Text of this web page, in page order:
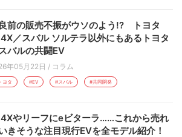
前の販売不振がウソのよう!? トヨタ
／スバル ソルテラ以外にもあるトヨタ
バルの共闘EV
年05月22日 / コラム
ヨタ #EV #スバル #共同開発
やリーフにeビターラ……これから売れ
きそうな注目現行EVを全モデル紹介！